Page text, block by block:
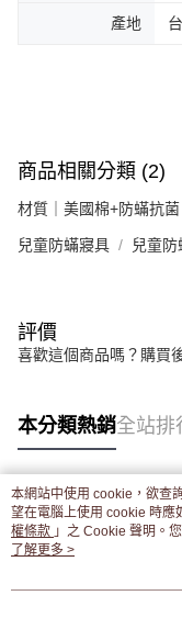
產地
商品相關分類 (2)
材質｜美國棉+防蟎抗菌
兒童防蟎寢具 兒童防
評價
喜歡這個商品嗎？購買
本分類熱銷全站排
熱門標籤
本網站中使用 cookie，欲查
望在電腦上使用 cookie 時應
權條款 」之 Cookie 聲明。
用條款之 Cookie 聲明使用
了解更多 >